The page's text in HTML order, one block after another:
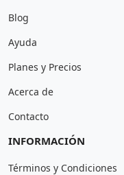
Blog
Ayuda
Planes y Precios
Acerca de
Contacto
INFORMACIÓN
Términos y Condiciones